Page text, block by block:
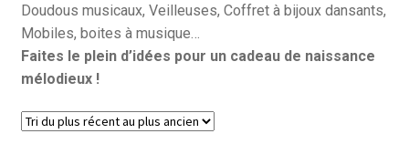
Doudous musicaux, Veilleuses, Coffret à bijoux dansants,
Mobiles, boites à musique…
Faites le plein d’idées pour un cadeau de naissance
mélodieux !